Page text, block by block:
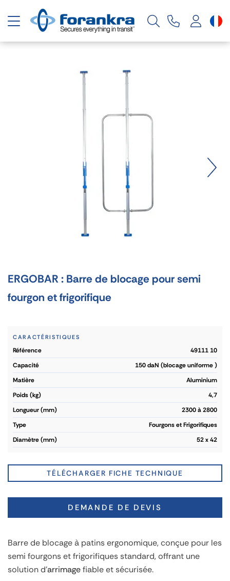
Basculer la navigation
ERGOBAR : Barre de blocage pour semi
fourgon et frigorifique
CARACTÉRISTIQUES
référence
49111 10
capacité
150 daN (blocage uniforme )
matière
Aluminium
poids (kg)
4,7
longueur (mm)
2300 à 2800
type
Fourgons et Frigorifiques
diamètre (mm)
52 x 42
TÉLÉCHARGER FICHE TECHNIQUE
DEMANDE DE DEVIS
Barre de blocage à patins ergonomique, conçue pour les
semi fourgons et frigorifiques standard, offrant une
solution d'arrimagefiable et sécurisée.